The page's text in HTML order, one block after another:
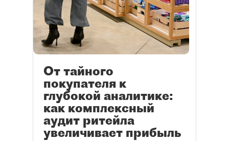
От тайного
покупателя к
глубокой аналитике:
как комплексный
аудит ритейла
увеличивает прибыль